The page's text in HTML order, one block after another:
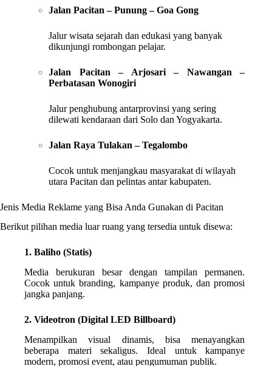
Jalan Pacitan – Punung – Goa Gong
Jalur wisata sejarah dan edukasi yang banyak
dikunjungi rombongan pelajar.
Jalan Pacitan – Arjosari – Nawangan –
Perbatasan Wonogiri
Jalur penghubung antarprovinsi yang sering
dilewati kendaraan dari Solo dan Yogyakarta.
Jalan Raya Tulakan – Tegalombo
Cocok untuk menjangkau masyarakat di wilayah
utara Pacitan dan pelintas antar kabupaten.
Jenis Media Reklame yang Bisa Anda Gunakan di Pacitan
Berikut pilihan media luar ruang yang tersedia untuk disewa:
1. Baliho (Statis)
Media berukuran besar dengan tampilan permanen.
Cocok untuk branding, kampanye produk, dan promosi
jangka panjang.
2. Videotron (Digital LED Billboard)
Menampilkan visual dinamis, bisa menayangkan
beberapa materi sekaligus. Ideal untuk kampanye
modern, promosi event, atau pengumuman publik.